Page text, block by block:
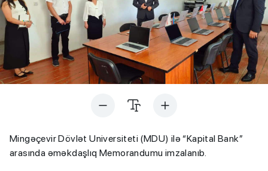
Mingəçevir Dövlət Universiteti (MDU) ilə “Kapital Bank”
arasında əməkdaşlıq Memorandumu imzalanıb.